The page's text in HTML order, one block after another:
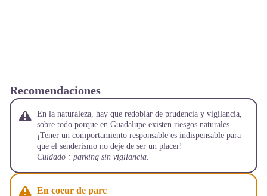
Recomendaciones
En la naturaleza, hay que redoblar de prudencia y vigilancia,
sobre todo porque en Guadalupe existen riesgos naturales.
¡Tener un comportamiento responsable es indispensable para
que el senderismo no deje de ser un placer!
Cuidado : parking sin vigilancia.
En coeur de parc